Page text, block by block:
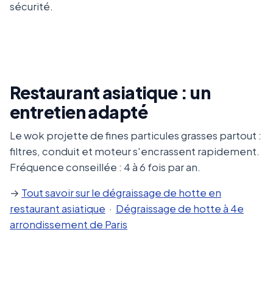
sécurité.
Restaurant asiatique : un
entretien adapté
Le wok projette de fines particules grasses partout :
filtres, conduit et moteur s'encrassent rapidement.
Fréquence conseillée : 4 à 6 fois par an.
→ Tout savoir sur le dégraissage de hotte en
restaurant asiatique · Dégraissage de hotte à 4e
arrondissement de Paris